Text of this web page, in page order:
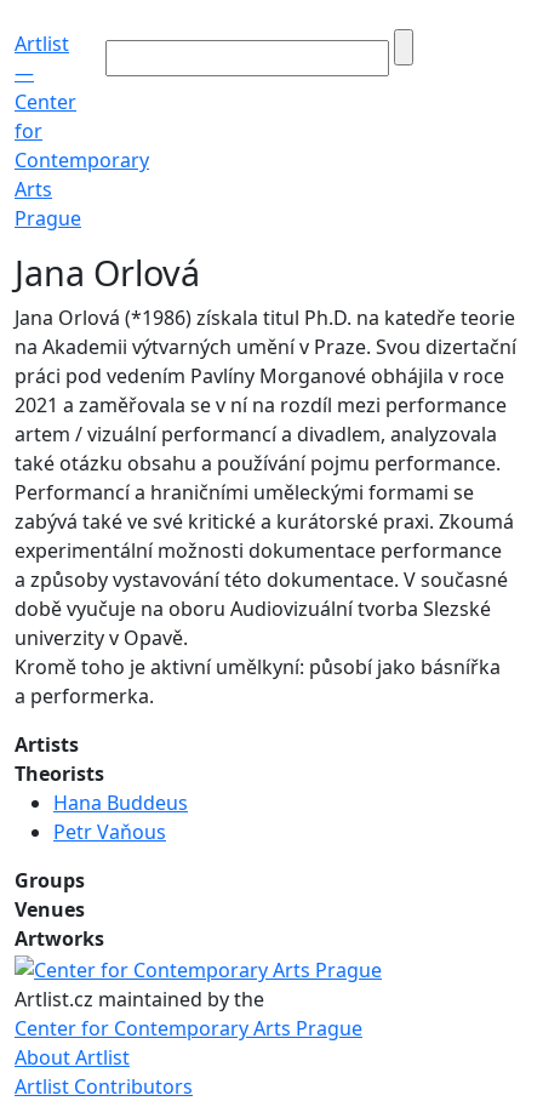
Artlist
—
Center
for
Contemporary
Arts
Prague
Jana Orlová
Jana Orlová (*1986) získala titul Ph.D. na katedře teorie
na Akademii výtvarných umění v Praze. Svou dizertační
práci pod vedením Pavlíny Morganové obhájila v roce
2021 a zaměřovala se v ní na rozdíl mezi performance
artem / vizuální performancí a divadlem, analyzovala
také otázku obsahu a používání pojmu performance.
Performancí a hraničními uměleckými formami se
zabývá také ve své kritické a kurátorské praxi. Zkoumá
experimentální možnosti dokumentace performance
a způsoby vystavování této dokumentace. V současné
době vyučuje na oboru Audiovizuální tvorba Slezské
univerzity v Opavě.
Kromě toho je aktivní umělkyní: působí jako básnířka
a performerka.
Artists
Theorists
Hana Buddeus
Petr Vaňous
Groups
Venues
Artworks
Artlist.cz maintained by the
Center for Contemporary Arts Prague
About Artlist
Artlist Contributors